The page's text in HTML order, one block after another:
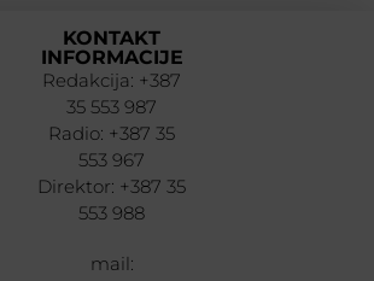
KONTAKT
INFORMACIJE
Redakcija: +387
35 553 987
Radio: +387 35
553 967
Direktor: +387 35
553 988
mail: